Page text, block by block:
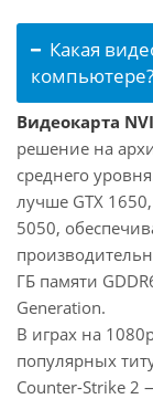
Какая
компьютере?
Видеокарта
решение на
среднего
лучше GTX
5050,
ГБ памяти
Generation.
В играх на
популярных
Counter-Strike 2